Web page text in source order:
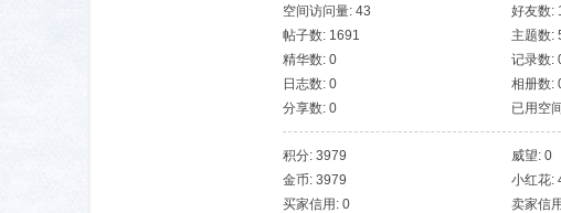
空间访问量: 43
好友数:
帖子数: 1691
主题数:
精华数: 0
记录数:
日志数: 0
相册数:
分享数: 0
已用空
积分: 3979
威望: 0
金币: 3979
小红花:
买家信用: 0
卖家信